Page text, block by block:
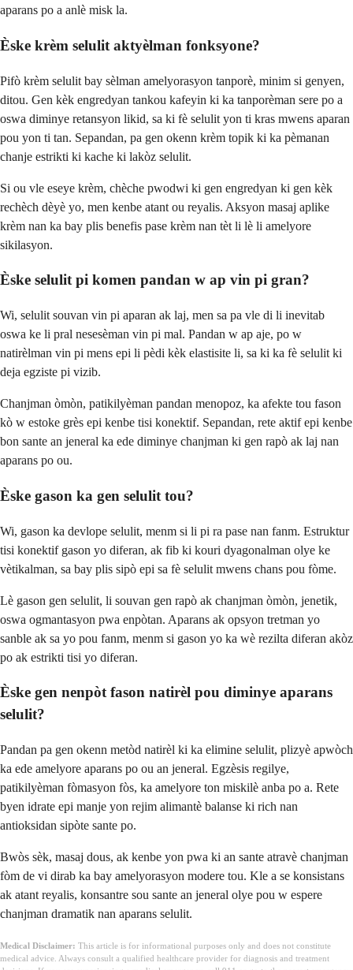
aparans po a anlè misk la.
Èske krèm selulit aktyèlman fonksyone?
Pifò krèm selulit bay sèlman amelyorasyon tanporè, minim si genyen,
ditou. Gen kèk engredyan tankou kafeyin ki ka tanporèman sere po a
oswa diminye retansyon likid, sa ki fè selulit yon ti kras mwens aparan
pou yon ti tan. Sepandan, pa gen okenn krèm topik ki ka pèmanan
chanje estrikti ki kache ki lakòz selulit.
Si ou vle eseye krèm, chèche pwodwi ki gen engredyan ki gen kèk
rechèch dèyè yo, men kenbe atant ou reyalis. Aksyon masaj aplike
krèm nan ka bay plis benefis pase krèm nan tèt li lè li amelyore
sikilasyon.
Èske selulit pi komen pandan w ap vin pi gran?
Wi, selulit souvan vin pi aparan ak laj, men sa pa vle di li inevitab
oswa ke li pral nesesèman vin pi mal. Pandan w ap aje, po w
natirèlman vin pi mens epi li pèdi kèk elastisite li, sa ki ka fè selulit ki
deja egziste pi vizib.
Chanjman òmòn, patikilyèman pandan menopoz, ka afekte tou fason
kò w estoke grès epi kenbe tisi konektif. Sepandan, rete aktif epi kenbe
bon sante an jeneral ka ede diminye chanjman ki gen rapò ak laj nan
aparans po ou.
Èske gason ka gen selulit tou?
Wi, gason ka devlope selulit, menm si li pi ra pase nan fanm. Estruktur
tisi konektif gason yo diferan, ak fib ki kouri dyagonalman olye ke
vètikalman, sa bay plis sipò epi sa fè selulit mwens chans pou fòme.
Lè gason gen selulit, li souvan gen rapò ak chanjman òmòn, jenetik,
oswa ogmantasyon pwa enpòtan. Aparans ak opsyon tretman yo
sanble ak sa yo pou fanm, menm si gason yo ka wè rezilta diferan akòz
po ak estrikti tisi yo diferan.
Èske gen nenpòt fason natirèl pou diminye aparans
selulit?
Pandan pa gen okenn metòd natirèl ki ka elimine selulit, plizyè apwòch
ka ede amelyore aparans po ou an jeneral. Egzèsis regilye,
patikilyèman fòmasyon fòs, ka amelyore ton miskilè anba po a. Rete
byen idrate epi manje yon rejim alimantè balanse ki rich nan
antioksidan sipòte sante po.
Bwòs sèk, masaj dous, ak kenbe yon pwa ki an sante atravè chanjman
fòm de vi dirab ka bay amelyorasyon modere tou. Kle a se konsistans
ak atant reyalis, konsantre sou sante an jeneral olye pou w espere
chanjman dramatik nan aparans selulit.
Medical Disclaimer: This article is for informational purposes only and does not constitute
medical advice. Always consult a qualified healthcare provider for diagnosis and treatment